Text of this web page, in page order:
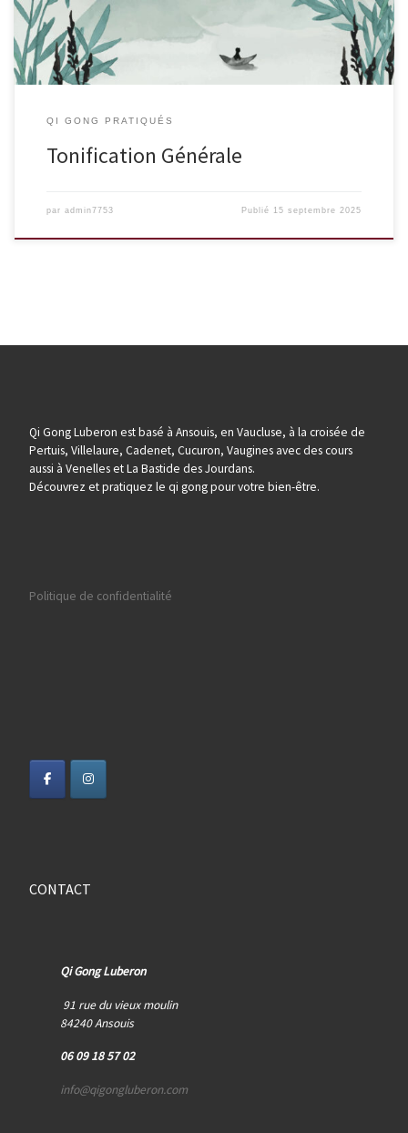
QI GONG PRATIQUÉS
Tonification Générale
par admin7753 Publié 15 septembre 2025
Qi Gong Luberon est basé à Ansouis, en Vaucluse, à la croisée de
Pertuis, Villelaure, Cadenet, Cucuron, Vaugines avec des cours
aussi à Venelles et La Bastide des Jourdans.
Découvrez et pratiquez le qi gong pour votre bien-être.
Politique de confidentialité
CONTACT
Qi Gong Luberon
91 rue du vieux moulin
84240 Ansouis
06 09 18 57 02
info@qigongluberon.com